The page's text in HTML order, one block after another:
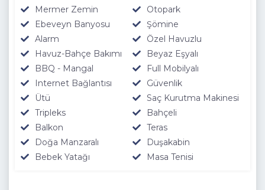
Mermer Zemin
Otopark
Ebeveyn Banyosu
Şömine
Alarm
Özel Havuzlu
Havuz-Bahçe Bakımı
Beyaz Eşyalı
BBQ - Mangal
Full Mobilyalı
Internet Bağlantısı
Güvenlik
Ütü
Saç Kurutma Makinesi
Tripleks
Bahçeli
Balkon
Teras
Doğa Manzaralı
Duşakabin
Bebek Yatağı
Masa Tenisi